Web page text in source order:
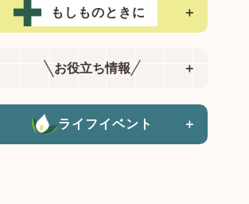
もしものときに ＋
お役立ち情報 ＋
ライフイベント ＋